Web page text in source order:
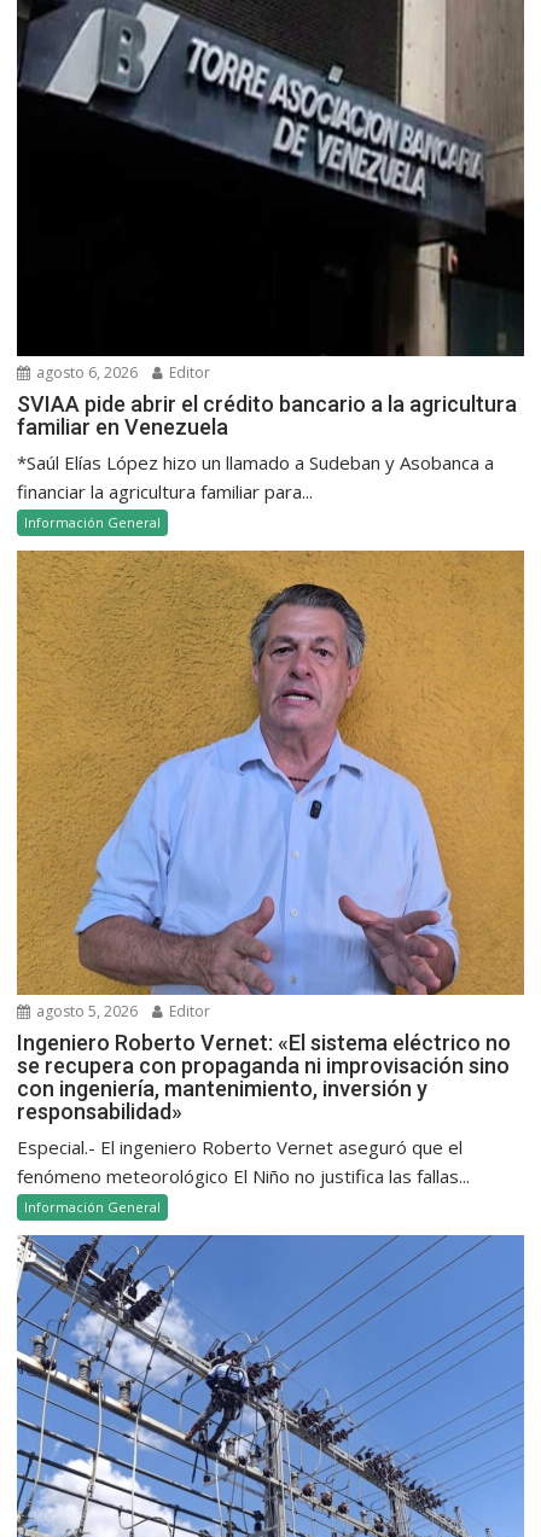
agosto 6, 2026 Editor
SVIAA pide abrir el crédito bancario a la agricultura
familiar en Venezuela
*Saúl Elías López hizo un llamado a Sudeban y Asobanca a
financiar la agricultura familiar para...
Información General
agosto 5, 2026 Editor
Ingeniero Roberto Vernet: «El sistema eléctrico no
se recupera con propaganda ni improvisación sino
con ingeniería, mantenimiento, inversión y
responsabilidad»
Especial.- El ingeniero Roberto Vernet aseguró que el
fenómeno meteorológico El Niño no justifica las fallas...
Información General